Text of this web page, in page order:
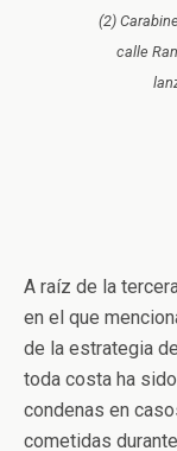
(2)
calle
A raíz de la
en el que
de la estrategia
toda costa ha
condenas en
cometidas